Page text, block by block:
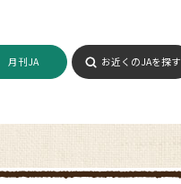
月刊JA お近くのJAを探す